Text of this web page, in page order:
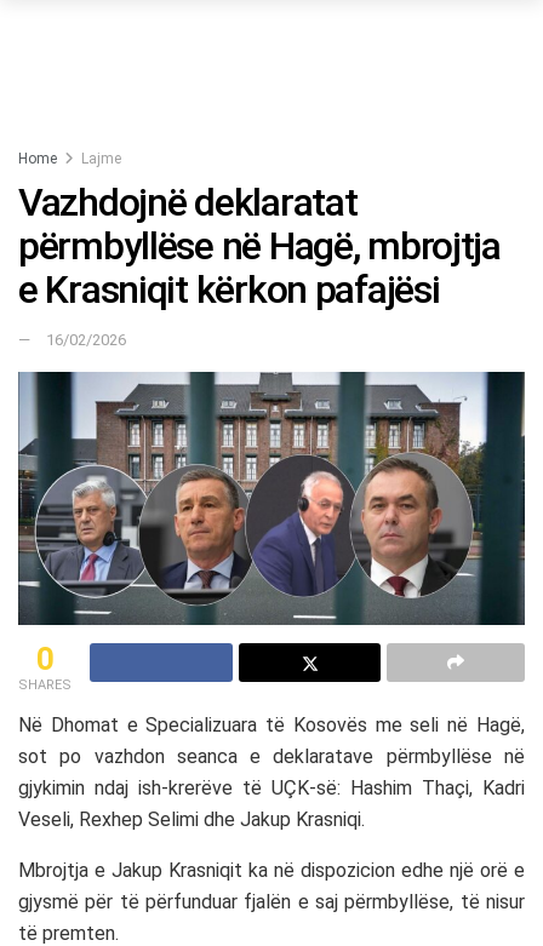
Home Lajme
Vazhdojnë deklaratat
përmbyllëse në Hagë, mbrojtja
e Krasniqit kërkon pafajësi
16/02/2026
0
SHARES
Në Dhomat e Specializuara të Kosovës me seli në Hagë,
sot po vazhdon seanca e deklaratave përmbyllëse në
gjykimin ndaj ish-krerëve të UÇK-së: Hashim Thaçi, Kadri
Veseli, Rexhep Selimi dhe Jakup Krasniqi.
Mbrojtja e Jakup Krasniqit ka në dispozicion edhe një orë e
gjysmë për të përfunduar fjalën e saj përmbyllëse, të nisur
të premten.